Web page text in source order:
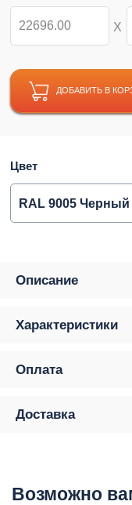
Х
ДОБАВИТЬ В
Цвет
RAL 9005
Описание
Характеристики
Оплата
Доставка
Возможно